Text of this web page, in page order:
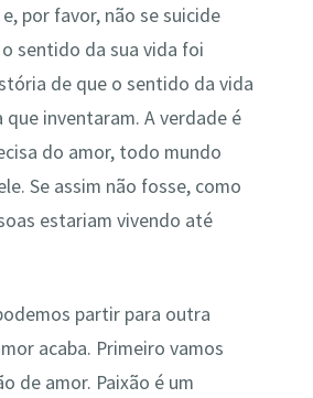
por favor, não se suicide
sentido da sua vida foi
de que o sentido da vida
que inventaram. A verdade é
do amor, todo mundo
Se assim não fosse, como
estariam vivendo até
partir para outra
acaba. Primeiro vamos
de amor. Paixão é um